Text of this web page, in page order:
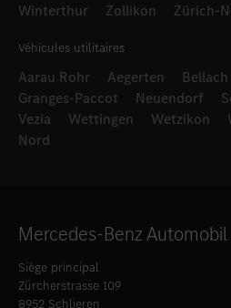
Winterthur
Zollikon Zürich-
Véhicules utilitaires
Aarau Rohr Aegerten Bellach
Granges-Paccot
Neuendorf
Vezia
Wettingen Wetzikon
Nord
Mercedes-Benz Automobil
Siège principal
Zürcherstrasse 109
8952 Schlieren